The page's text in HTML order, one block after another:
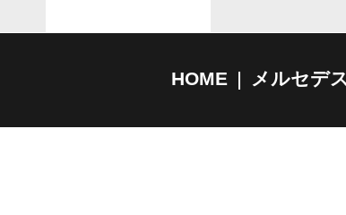
HOME メルセデ